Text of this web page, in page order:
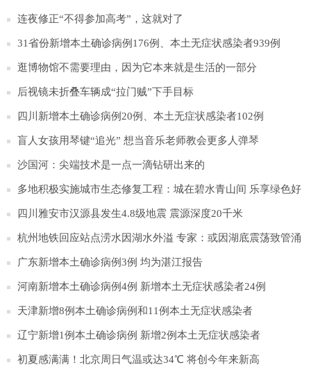
证明游客
连夜修正“不得参加高考”，这就对了
31省份新增本土确诊病例176例、本土无症状感染者939例
逛博物馆不需要理由，因为它本来就是生活的一部分
后视镜未折叠车辆成“拉门贼”下手目标
四川新增本土确诊病例20例、本土无症状感染者102例
盲人女孩用琴键“追光” 想当音乐老师教会更多人弹琴
沙国河：尖端技术是一点一滴钻研出来的
多地积极实施城市生态修复工程：城在碧水青山间 乐享绿色好
生态
四川雅安市汉源县发生4.8级地震 震源深度20千米
杭州地铁回应站点涝水因湖水外溢 专家：或因湖底震荡致管涌
广东新增本土确诊病例3例 均为湛江报告
河南新增本土确诊病例4例 新增本土无症状感染者24例
天津新增8例本土确诊病例和11例本土无症状感染者
辽宁新增1例本土确诊病例 新增2例本土无症状感染者
初夏感满满！北京周日气温或达34℃ 将创今年来新高